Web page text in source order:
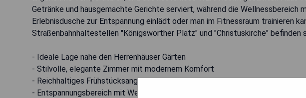
Getränke und hausgemachte Gerichte serviert, während die Wellnessbereich
Erlebnisdusche zur Entspannung einlädt oder man im Fitnessraum trainieren
Straßenbahnhaltestellen "Königsworther Platz" und "Christuskirche" befinden
- Ideale Lage nahe den Herrenhäuser Gärten
- Stilvolle, elegante Zimmer mit modernem Komfort
- Reichhaltiges Frühstücksangebot
- Entspannungsbereich mit Wellnessangeboten